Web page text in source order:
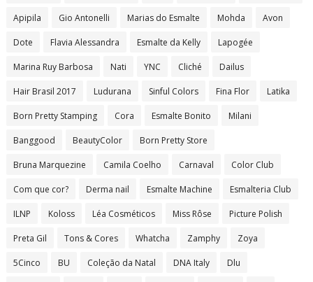
Apipila Gio Antonelli Marias do Esmalte Mohda Avon
Dote Flavia Alessandra Esmalte da Kelly Lapogée
Marina Ruy Barbosa Nati YNC Cliché Dailus
Hair Brasil 2017 Ludurana Sinful Colors Fina Flor Latika
Born Pretty Stamping Cora Esmalte Bonito Milani
Banggood BeautyColor Born Pretty Store
Bruna Marquezine Camila Coelho Carnaval Color Club
Com que cor? Derma nail Esmalte Machine Esmalteria Club
ILNP Koloss Léa Cosméticos Miss Rôse Picture Polish
Preta Gil Tons & Cores Whatcha Zamphy Zoya
5Cinco BU Coleção da Natal DNA Italy Dlu